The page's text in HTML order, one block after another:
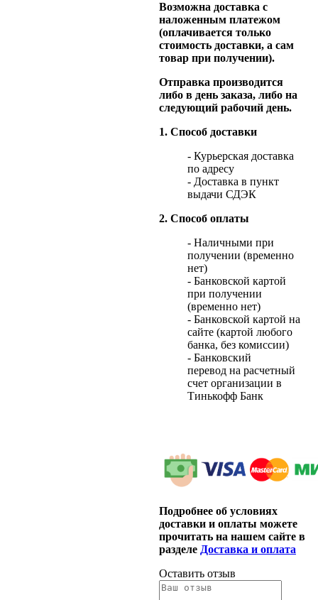
Возможна доставка с
наложенным платежом
(оплачивается только
стоимость доставки, а сам
товар при получении).
Отправка производится
либо в день заказа, либо на
следующий рабочий день.
1. Способ доставки
- Курьерская доставка
по адресу
- Доставка в пункт
выдачи СДЭК
2. Способ оплаты
- Наличными при
получении (временно
нет)
- Банковской картой
при получении
(временно нет)
- Банковской картой на
сайте (картой любого
банка, без комиссии)
- Банковский
перевод на расчетный
счет организации в
Тинькофф Банк
Подробнее об условиях
доставки и оплаты можете
прочитать на нашем сайте в
разделе Доставка и оплата
Оставить отзыв